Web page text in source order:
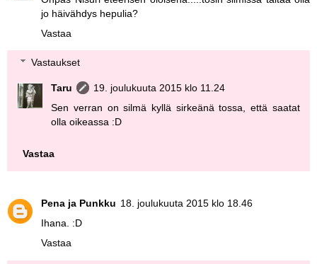
jo häivähdys hepulia?
Vastaa
Vastaukset
Taru
19. joulukuuta 2015 klo 11.24
Sen verran on silmä kyllä sirkeänä tossa, että saatat
olla oikeassa :D
Vastaa
Pena ja Punkku 18. joulukuuta 2015 klo 18.46
Ihana. :D
Vastaa